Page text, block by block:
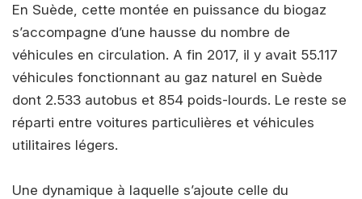
En Suède, cette montée en puissance du biogaz
s’accompagne d’une hausse du nombre de
véhicules en circulation. A fin 2017, il y avait 55.117
véhicules fonctionnant au gaz naturel en Suède
dont 2.533 autobus et 854 poids-lourds. Le reste se
réparti entre voitures particulières et véhicules
utilitaires légers.
Une dynamique à laquelle s’ajoute celle du